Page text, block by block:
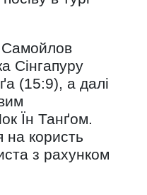
Сінгапуру
(15:9), а далі
Їн Танґом.
на користь
з рахунком